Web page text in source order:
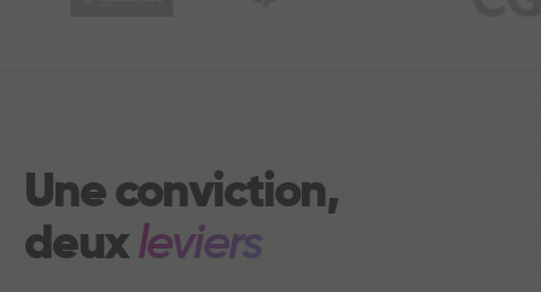
Une conviction,
deuxleviers